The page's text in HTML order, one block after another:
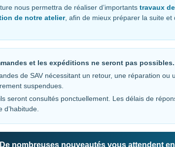
support →
les avis
exemples et lire les retours clients.
nous permettra de réaliser d’importants travaux
de notre atelier, afin de mieux préparer la suite et
et les expéditions ne seront pas possibles.
de SAV nécessitant un retour, une réparation ou
suspendues.
seront consultés ponctuellement. Les délais de
d’habitude.
De nombreuses nouveautés vous attendent